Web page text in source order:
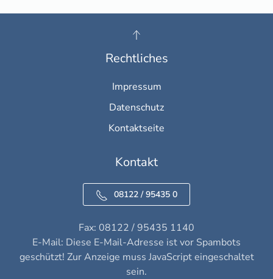
Rechtliches
Impressum
Datenschutz
Kontaktseite
Kontakt
08122 / 95435 0
Fax: 08122 / 95435 1140
E-Mail: Diese E-Mail-Adresse ist vor Spambots
geschützt! Zur Anzeige muss JavaScript eingeschaltet
sein.